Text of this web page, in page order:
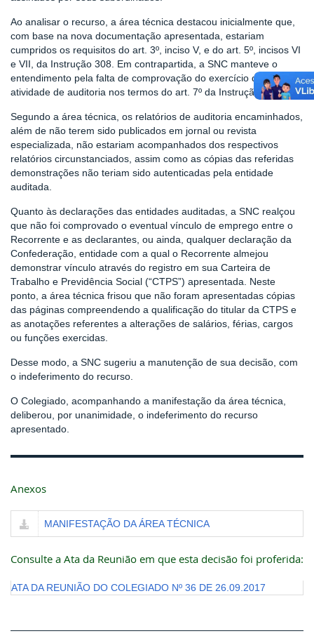
Ao analisar o recurso, a área técnica destacou inicialmente que,
com base na nova documentação apresentada, estariam
cumpridos os requisitos do art. 3º, inciso V, e do art. 5º, incisos VI
e VII, da Instrução 308. Em contrapartida, a SNC manteve o
entendimento pela falta de comprovação do exercício da
atividade de auditoria nos termos do art. 7º da Instrução 308.
Segundo a área técnica, os relatórios de auditoria encaminhados,
além de não terem sido publicados em jornal ou revista
especializada, não estariam acompanhados dos respectivos
relatórios circunstanciados, assim como as cópias das referidas
demonstrações não teriam sido autenticadas pela entidade
auditada.
Quanto às declarações das entidades auditadas, a SNC realçou
que não foi comprovado o eventual vínculo de emprego entre o
Recorrente e as declarantes, ou ainda, qualquer declaração da
Confederação, entidade com a qual o Recorrente almejou
demonstrar vínculo através do registro em sua Carteira de
Trabalho e Previdência Social (“CTPS”) apresentada. Neste
ponto, a área técnica frisou que não foram apresentadas cópias
das páginas compreendendo a qualificação do titular da CTPS e
as anotações referentes a alterações de salários, férias, cargos
ou funções exercidas.
Desse modo, a SNC sugeriu a manutenção de sua decisão, com
o indeferimento do recurso.
O Colegiado, acompanhando a manifestação da área técnica,
deliberou, por unanimidade, o indeferimento do recurso
apresentado.
Anexos
MANIFESTAÇÃO DA ÁREA TÉCNICA
Consulte a Ata da Reunião em que esta decisão foi proferida:
ATA DA REUNIÃO DO COLEGIADO Nº 36 DE 26.09.2017